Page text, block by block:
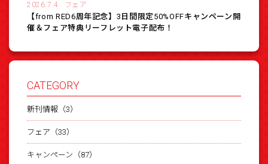
2026.7.4 フェア
【from RED6周年記念】3日間限定50%OFFキャンペーン開
催＆フェア特典リーフレット電子配布！
CATEGORY
新刊情報（3）
フェア（33）
キャンペーン（87）